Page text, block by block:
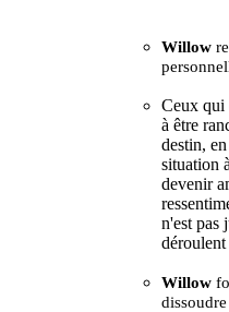
Willow
Ceux qui
à être
destin,
situation
devenir
n'est pas
Willow